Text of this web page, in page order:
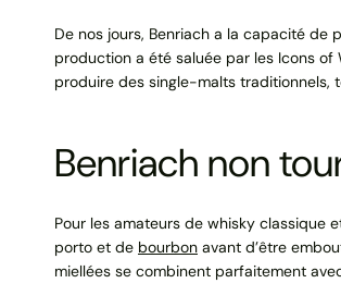
De nos jours, Benriach a la capacité
production a été saluée par les Icons
produire des single-malts traditionnels,
Benriach non
Pour les amateurs de whisky classique
porto et de bourbon avant d’être
miellées se combinent parfaitement